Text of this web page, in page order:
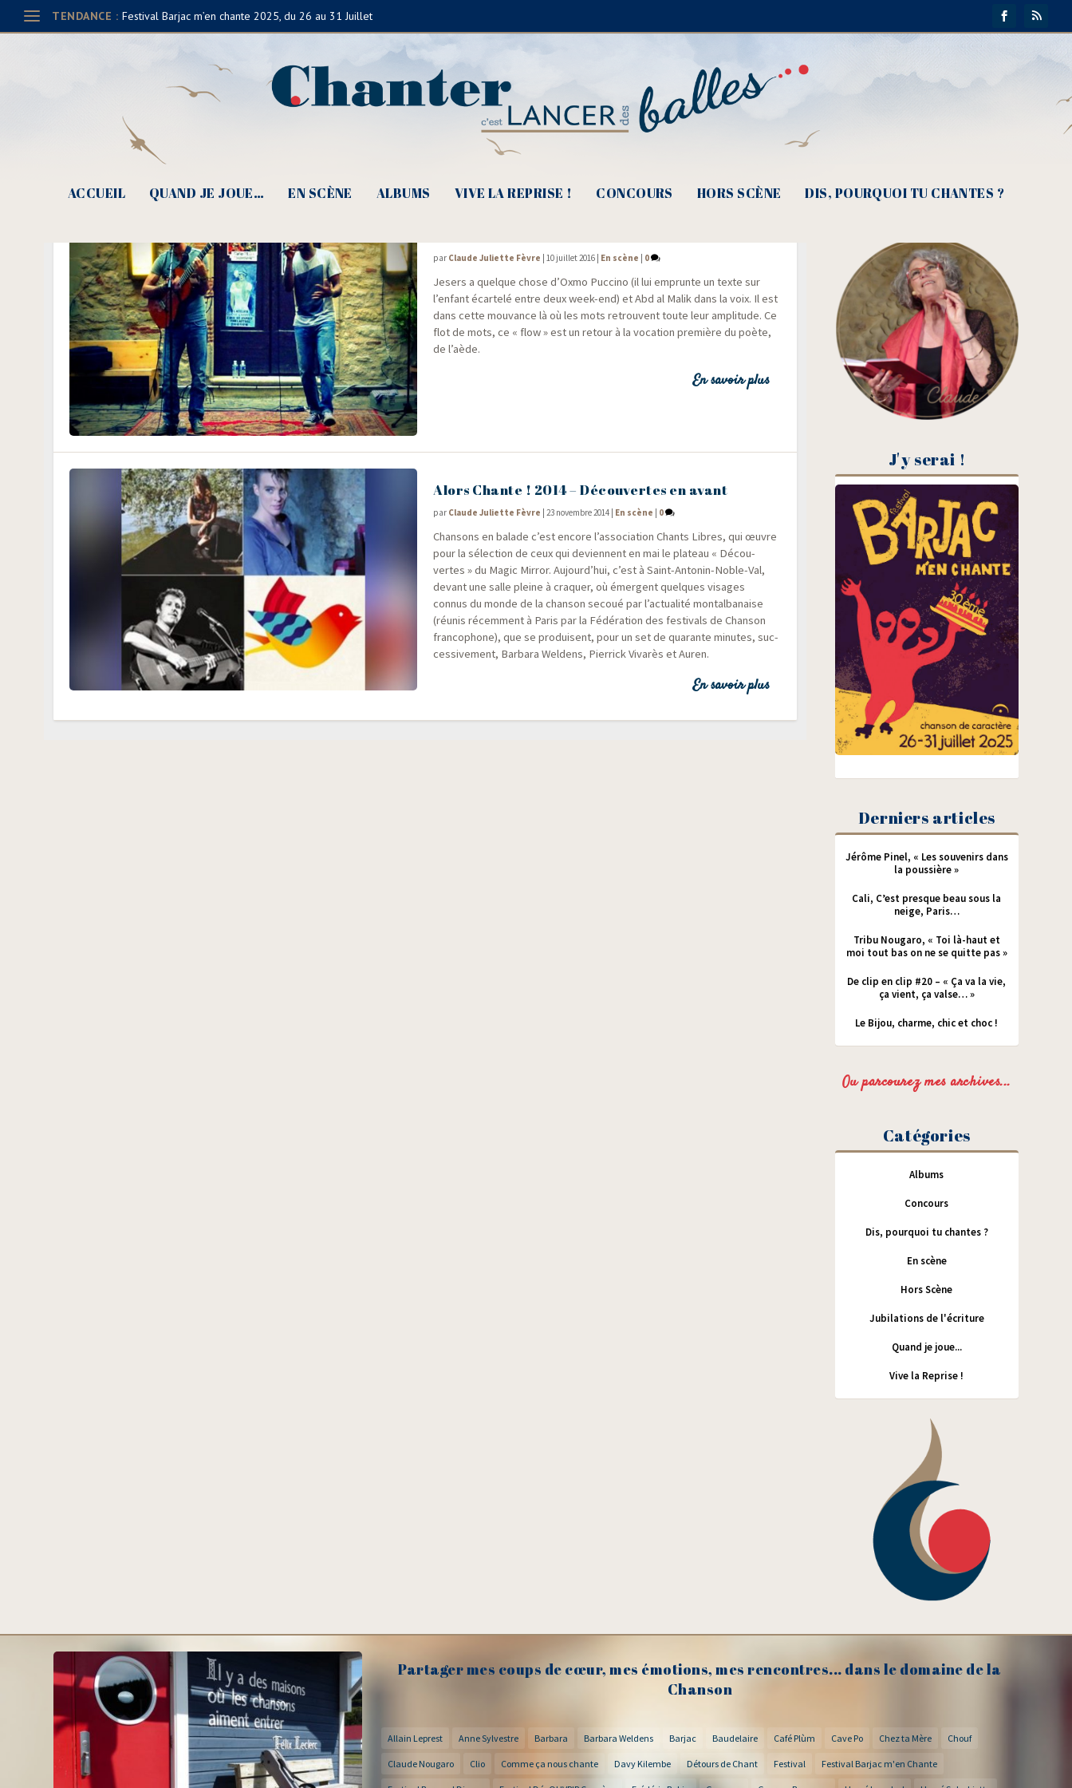
TENDANCE : Festival Barjac m’en chante 2025, du 26 au 31 Juillet
ACCUEIL QUAND JE JOUE… EN SCÈNE ALBUMS VIVE LA REPRISE ! CONCOURS HORS SCÈNE DIS, POURQUOI TU CHANTES ?
par Claude Juliette Fèvre |10 juillet 2016 En scène 0
Jesers a quelque chose d’Oxmo Puc­ci­no (il lui emprunte un texte sur
l’enfant écar­te­lé entre deux week-end) et Abd al Malik dans la voix. Il est
dans cette mou­vance là où les mots retrouvent toute leur ampli­tude. Ce
flot de mots, ce « flow » est un retour à la voca­tion pre­mière du poète,
de l’aède.
En savoir plus
Alors Chante ! 2014 – Découvertes en avant
par Claude Juliette Fèvre |23 novembre 2014 En scène 0
Chan­sons en balade c’est encore l’association Chants Libres, qui œuvre
pour la sélec­tion de ceux qui deviennent en mai le pla­teau « Décou­
vertes » du Magic Mir­ror. Aujourd’hui, c’est à Saint-Anto­nin-Noble-Val,
devant une salle pleine à cra­quer, où émergent quelques visages
connus du monde de la chan­son secoué par l’actualité mon­tal­ba­naise
(réunis récem­ment à Paris par la Fédé­ra­tion des fes­ti­vals de Chan­son
fran­co­phone), que se pro­duisent, pour un set de qua­rante minutes, suc­
ces­si­ve­ment, Bar­ba­ra Wel­dens, Pier­rick Viva­rès et Auren.
En savoir plus
J'y serai !
Derniers articles
Jérôme Pinel, « Les souvenirs dans
la poussière »
Cali, C’est presque beau sous la
neige, Paris…
Tribu Nougaro, « Toi là-haut et
moi tout bas on ne se quitte pas »
De clip en clip #20 – « Ça va la vie,
ça vient, ça valse… »
Le Bijou, charme, chic et choc !
Ou parcourez mes archives...
Catégories
Albums
Concours
Dis, pourquoi tu chantes ?
En scène
Hors Scène
Jubilations de l'écriture
Quand je joue...
Vive la Reprise !
Partager mes coups de cœur, mes émotions, mes rencontres... dans le domaine de la
Chanson
Allain Leprest Anne Sylvestre Barbara Barbara Weldens Barjac Baudelaire Café Plùm Cave Po Chez ta Mère Chouf
Claude Nougaro Clio Comme ça nous chante Davy Kilembe Détours de Chant Festival Festival Barjac m'en Chante